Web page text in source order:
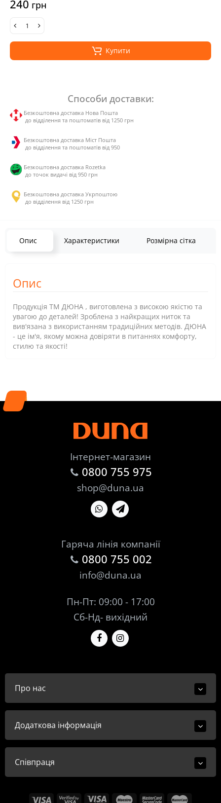
240 грн
Купити
Способи доставки:
Безкоштовна доставка Нова Пошта
до відділення та поштоматів від 1250 грн
Безкоштовна доставка Міст Пошта
до відділення та поштоматів від 950
Безкоштовна доставка Rozetka
до точок видачі від 950 грн
Безкоштовна доставка Укрпоштою
до відділення від 1250 грн
Опис Характеристики Розмірна сітка
Опис
Продукція ТМ ДЮНА , виготовлена з високою якістю та
увагою до деталей! Зроблена з найкращих ниток та
вив'язана з використанням традиційних методів. ДЮНА
- це ім'я, якому можна довіряти в питаннях комфорту,
стилю та якості!
Інтернет-магазин
0800 755 975
shop@duna.ua
Гаряча лінія компанії
0800 755 002
info@duna.ua
Пн-Пт: 09:00 - 17:00
Сб-Нд- вихідний
Про нас
Додаткова інформація
Співпраця